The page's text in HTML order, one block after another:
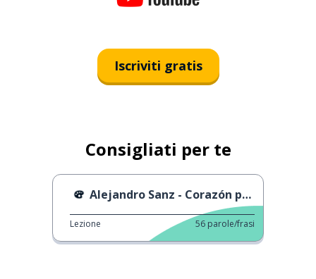
Iscriviti gratis
Consigliati per te
Alejandro Sanz - Corazón partío
Lezione 56 parole/frasi